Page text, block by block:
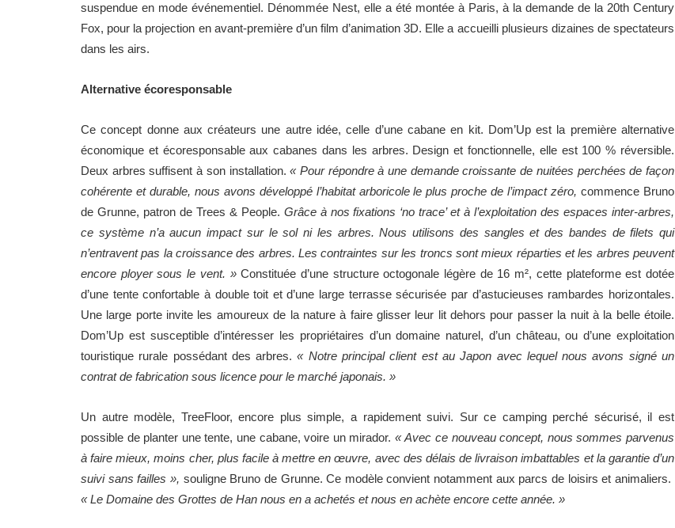
suspendue en mode événementiel. Dénommée Nest, elle a été montée à Paris, à la demande de la 20th Century
Fox, pour la projection en avant-première d’un film d’animation 3D. Elle a accueilli plusieurs dizaines de spectateurs
dans les airs.
Alternative écoresponsable
Ce concept donne aux créateurs une autre idée, celle d’une cabane en kit. Dom’Up est la première alternative
économique et écoresponsable aux cabanes dans les arbres. Design et fonctionnelle, elle est 100 % réversible.
Deux arbres suffisent à son installation.« Pour répondre à une demande croissante de nuitées perchées de façon
cohérente et durable, nous avons développé l’habitat arboricole le plus proche de l’impact zéro, commence Bruno
de Grunne, patron de Trees & People. Grâce à nos fixations ‘no trace’ et à l’exploitation des espaces inter-arbres,
ce système n’a aucun impact sur le sol ni les arbres. Nous utilisons des sangles et des bandes de filets qui
n’entravent pas la croissance des arbres. Les contraintes sur les troncs sont mieux réparties et les arbres peuvent
encore ployer sous le vent. »Constituée d’une structure octogonale légère de 16 m², cette plateforme est dotée
d’une tente confortable à double toit et d’une large terrasse sécurisée par d’astucieuses rambardes horizontales.
Une large porte invite les amoureux de la nature à faire glisser leur lit dehors pour passer la nuit à la belle étoile.
Dom’Up est susceptible d’intéresser les propriétaires d’un domaine naturel, d’un château, ou d’une exploitation
touristique rurale possédant des arbres.« Notre principal client est au Japon avec lequel nous avons signé un
contrat de fabrication sous licence pour le marché japonais. »
Un autre modèle, TreeFloor, encore plus simple, a rapidement suivi. Sur ce camping perché sécurisé, il est
possible de planter une tente, une cabane, voire un mirador. « Avec ce nouveau concept, nous sommes parvenus
à faire mieux, moins cher, plus facile à mettre en œuvre, avec des délais de livraison imbattables et la garantie d’un
suivi sans failles », souligne Bruno de Grunne. Ce modèle convient notamment aux parcs de loisirs et animaliers.
« Le Domaine des Grottes de Han nous en a achetés et nous en achète encore cette année. »